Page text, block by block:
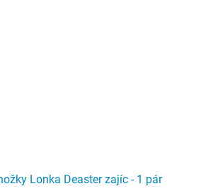
Lonka Deaster zajíc - 1 pár